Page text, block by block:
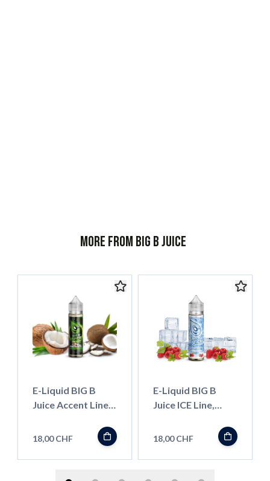
More from Big B Juice
E-Liquid BIG B
Juice Accent Line,
''Shortfill''
18,00 CHF
E-Liquid BIG B
Juice ICE Line,
''Shortfill''
18,00 CHF